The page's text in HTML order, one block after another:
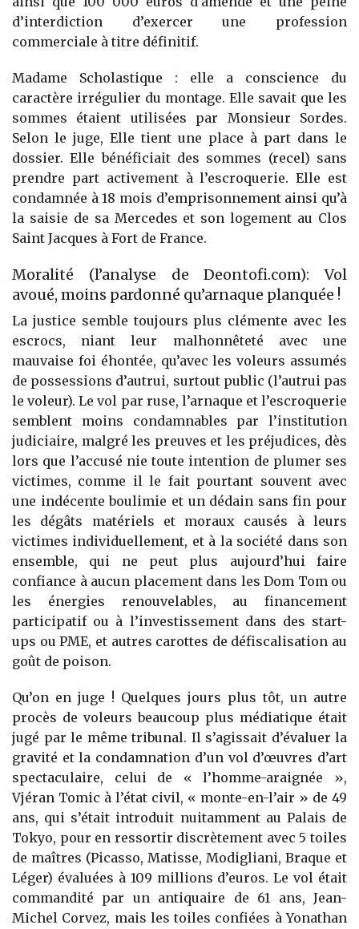
d’interdiction d’exercer une profession
commerciale à titre définitif.
Madame Scholastique : elle a conscience du
caractère irrégulier du montage. Elle savait que les
sommes étaient utilisées par Monsieur Sordes.
Selon le juge, Elle tient une place à part dans le
dossier. Elle bénéficiait des sommes (recel) sans
prendre part activement à l’escroquerie. Elle est
condamnée à 18 mois d’emprisonnement ainsi qu’à
la saisie de sa Mercedes et son logement au Clos
Saint Jacques à Fort de France.
Moralité (l’analyse de Deontofi.com): Vol
avoué, moins pardonné qu’arnaque planquée !
La justice semble toujours plus clémente avec les
escrocs, niant leur malhonnêteté avec une
mauvaise foi éhontée, qu’avec les voleurs assumés
de possessions d’autrui, surtout public (l’autrui pas
le voleur). Le vol par ruse, l’arnaque et l’escroquerie
semblent moins condamnables par l’institution
judiciaire, malgré les preuves et les préjudices, dès
lors que l’accusé nie toute intention de plumer ses
victimes, comme il le fait pourtant souvent avec
une indécente boulimie et un dédain sans fin pour
les dégâts matériels et moraux causés à leurs
victimes individuellement, et à la société dans son
ensemble, qui ne peut plus aujourd’hui faire
confiance à aucun placement dans les Dom Tom ou
les énergies renouvelables, au financement
participatif ou à l’investissement dans des start-
ups ou PME, et autres carottes de défiscalisation au
goût de poison.
Qu’on en juge ! Quelques jours plus tôt, un autre
procès de voleurs beaucoup plus médiatique était
jugé par le même tribunal. Il s’agissait d’évaluer la
gravité et la condamnation d’un vol d’œuvres d’art
spectaculaire, celui de « l’homme-araignée »,
Vjéran Tomic à l’état civil, « monte-en-l’air » de 49
ans, qui s’était introduit nuitamment au Palais de
Tokyo, pour en ressortir discrètement avec 5 toiles
de maîtres (Picasso, Matisse, Modigliani, Braque et
Léger) évaluées à 109 millions d’euros. Le vol était
commandité par un antiquaire de 61 ans, Jean-
Michel Corvez, mais les toiles confiées à Yonathan